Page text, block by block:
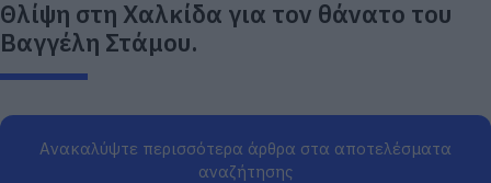
Θλίψη στη Χαλκίδα για τον θάνατο του
Βαγγέλη Στάμου.
Ανακαλύψτε περισσότερα άρθρα στα αποτελέσματα
αναζήτησης